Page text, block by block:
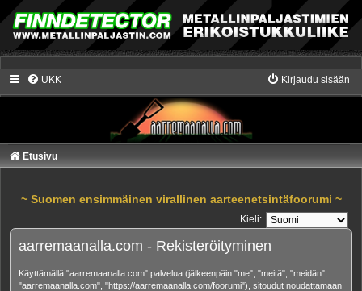
UKK Kirjaudu sisään
Etusivu
~ Suomen ensimmäinen virallinen aarteenetsintäfoorumi ~
Kieli:
aarremaanalla.com - Rekisteröityminen
Käyttämällä "aarremaanalla.com" palvelua (jälkeenpäin "me", "meitä", "meidän",
"aarremaanalla.com", "https://aarremaanalla.com/foorumi"), sitoudut noudattamaan